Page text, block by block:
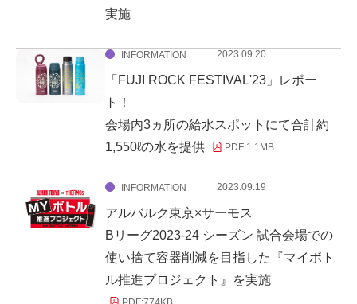
実施
INFORMATION 2023.09.20
「FUJI ROCK FESTIVAL'23」レポー
ト！
会場内3ヵ所の給水スポットにて合計約
1,550ℓの水を提供
PDF:1.1MB
INFORMATION 2023.09.19
アルバルク東京×サーモス
Bリーグ2023-24 シーズン 試合会場での
使い捨て容器削減を目指した『マイボト
ル推進プロジェクト』を実施